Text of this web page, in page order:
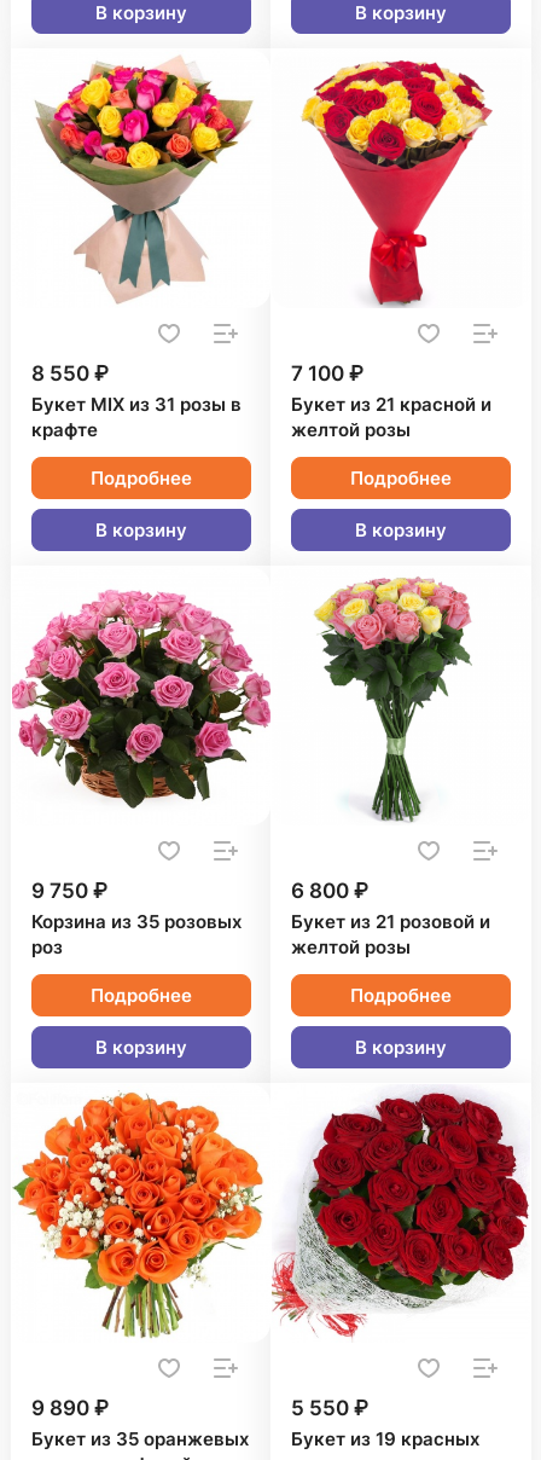
В корзину В корзину
8 550 ₽
Букет MIX из 31 розы в
крафте
Подробнее
В корзину
7 100 ₽
Букет из 21 красной и
желтой розы
Подробнее
В корзину
9 750 ₽
Корзина из 35 розовых
роз
Подробнее
В корзину
6 800 ₽
Букет из 21 розовой и
желтой розы
Подробнее
В корзину
9 890 ₽
Букет из 35 оранжевых
5 550 ₽
Букет из 19 красных